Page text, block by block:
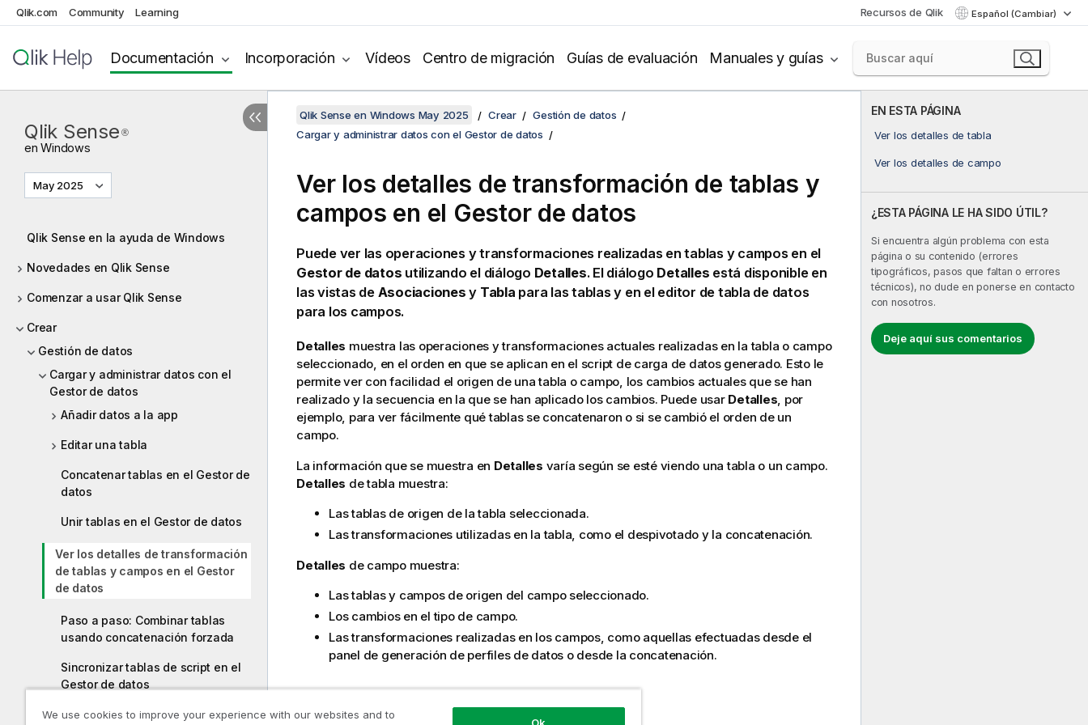
Qlik.com Community Learning Recursos de Qlik Español (Cambiar)
Documentación Incorporación Vídeos Centro de migración Guías de evaluación Manuales y guías
Qlik Sense ®
enWindows
May 2025
Qlik Sense en la ayuda de Windows
Novedades en Qlik Sense
Comenzar a usar Qlik Sense
Crear
Gestión de datos
Cargar y administrar datos con el
Gestor de datos
Añadir datos a la app
Editar una tabla
Concatenar tablas en el Gestor de
datos
Unir tablas en el Gestor de datos
Ver los detalles de transformación
de tablas y campos en el Gestor
de datos
Paso a paso: Combinar tablas
usando concatenación forzada
Sincronizar tablas de script en el
Gestor de datos
Gestionar las asociaciones de
EN ESTA PÁGINA
Ver los detalles de tabla
Ver los detalles de campo
¿ESTA PÁGINA LE HA SIDO ÚTIL?
Si encuentra algún problema con esta
página o su contenido (errores
tipográficos, pasos que faltan o errores
técnicos), no dude en ponerse en contacto
con nosotros.
Deje aquí sus comentarios
Qlik Sense en Windows May 2025 Crear
Gestión de datos
Cargar y administrar datos con el Gestor de datos
Ver los detalles de transformación de tablas y
campos en el Gestor de datos
Puede ver las operaciones y transformaciones realizadas en tablas y campos en el
Gestor de datos utilizando el diálogo Detalles. El diálogo Detalles está disponible en
las vistas de Asociaciones y Tabla para las tablas y en el editor de tabla de datos
para los campos.
Detalles muestra las operaciones y transformaciones actuales realizadas en la tabla o campo
seleccionado, en el orden en que se aplican en el script de carga de datos generado. Esto le
permite ver con facilidad el origen de una tabla o campo, los cambios actuales que se han
realizado y la secuencia en la que se han aplicado los cambios. Puede usar Detalles, por
ejemplo, para ver fácilmente qué tablas se concatenaron o si se cambió el orden de un
campo.
La información que se muestra en Detalles varía según se esté viendo una tabla o un campo.
Detalles de tabla muestra:
Las tablas de origen de la tabla seleccionada.
Las transformaciones utilizadas en la tabla, como el despivotado y la concatenación.
Detalles de campo muestra:
Las tablas y campos de origen del campo seleccionado.
Los cambios en el tipo de campo.
Las transformaciones realizadas en los campos, como aquellas efectuadas desde el
panel de generación de perfiles de datos o desde la concatenación.
Ver los detalles de tabla
We use cookies to improve your experience with our websites and to